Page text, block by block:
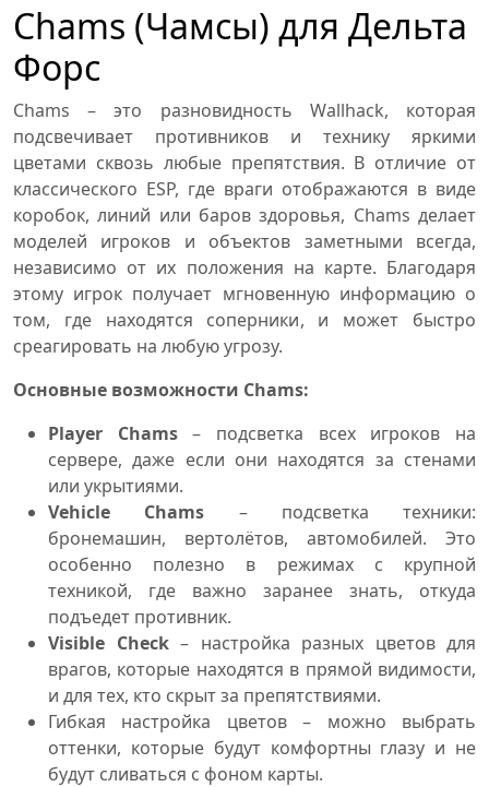
Chams (Чамсы) для Дельта
Форс
Chams – это разновидность Wallhack, которая
подсвечивает противников и технику яркими
цветами сквозь любые препятствия. В отличие от
классического ESP, где враги отображаются в виде
коробок, линий или баров здоровья, Chams делает
моделей игроков и объектов заметными всегда,
независимо от их положения на карте. Благодаря
этому игрок получает мгновенную информацию о
том, где находятся соперники, и может быстро
среагировать на любую угрозу.
Основные возможности Chams:
Player Chams– подсветка всех игроков на
сервере, даже если они находятся за стенами
или укрытиями.
Vehicle Chams – подсветка техники:
бронемашин, вертолётов, автомобилей. Это
особенно полезно в режимах с крупной
техникой, где важно заранее знать, откуда
подъедет противник.
Visible Check– настройка разных цветов для
врагов, которые находятся в прямой видимости,
и для тех, кто скрыт за препятствиями.
Гибкая настройка цветов – можно выбрать
оттенки, которые будут комфортны глазу и не
будут сливаться с фоном карты.